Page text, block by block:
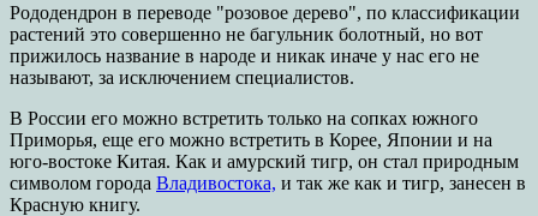
Рододендрон в переводе "розовое дерево", по классификации
растений это совершенно не багульник болотный, но вот
прижилось название в народе и никак иначе у нас его не
называют, за исключением специалистов.
В России его можно встретить только на сопках южного
Приморья, еще его можно встретить в Корее, Японии и на
юго-востоке Китая. Как и амурский тигр, он стал природным
символом города Владивостока, и так же как и тигр, занесен в
Красную книгу.